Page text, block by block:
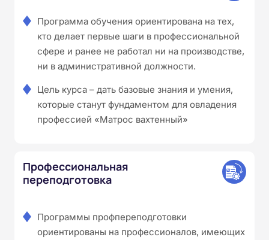
Программа обучения ориентирована на тех,
кто делает первые шаги в профессиональной
сфере и ранее не работал ни на производстве,
ни в административной должности.
Цель курса – дать базовые знания и умения,
которые станут фундаментом для овладения
профессией «Матрос вахтенный»
Профессиональная
переподготовка
Программы профпереподготовки
ориентированы на профессионалов, имеющих